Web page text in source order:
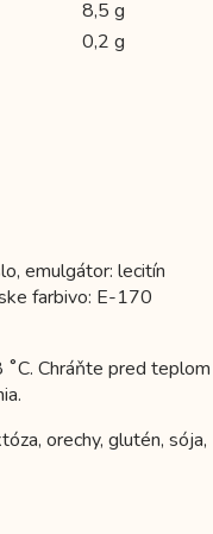
8,5 g
0,2 g
emulgátor: lecitín
farbivo: E-170
Chráňte pred teplom
orechy, glutén, sója,